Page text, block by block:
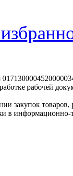
рабочей
закупок
в